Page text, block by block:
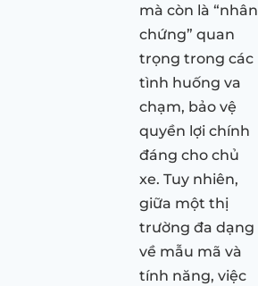
mà còn là “nhân
chứng” quan
trọng trong các
tình huống va
chạm, bảo vệ
quyền lợi chính
đáng cho chủ
xe. Tuy nhiên,
giữa một thị
trường đa dạng
về mẫu mã và
tính năng, việc